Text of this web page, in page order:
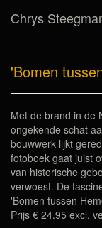
'Bomen
Met de brand in de
ongekende schat
bouwwerk lijkt
fotoboek gaat juist
van historische
verwoest. De
'Bomen tussen
Prijs € 24.95 excl.